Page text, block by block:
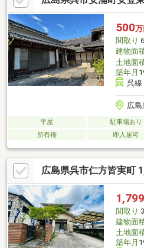
500万
間取り
建物面
土地面
築年月
呉線
広
平屋 駐車場あり
所有権
即入居可
広島県呉市仁方皆実町
1,799
間取り
建物面
土地面
築年月